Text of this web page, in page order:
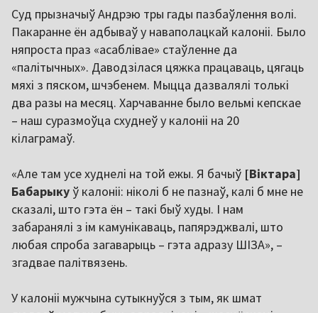
Суд прызначыў Андрэю тры гады пазбаўлення волі.
Пакаранне ён адбываў у наваполацкай калоніі. Было
няпроста праз «асаблівае» стаўленне да
«палітычных». Даводзілася цяжка працаваць, цягаць
мяхі з пяском, шчэбенем. Мыцца дазвалялі толькі
два разы на месяц. Харчаванне было вельмі кепскае
– наш суразмоўца схуднеў у калоніі на 20
кілаграмаў.
«Але там усе худнелі на той ежы. Я бачыў [Віктара]
Бабарыкуў калоніі: ніколі б не пазнаў, калі б мне не
сказалі, што гэта ён – такі быў худы. І нам
забаранялі з ім камунікаваць, папярэджвалі, што
любая спроба загаварыць – гэта адразу ШІЗА», –
згадвае палітвязень.
У калоніі мужчына сутыкнуўся з тым, як шмат